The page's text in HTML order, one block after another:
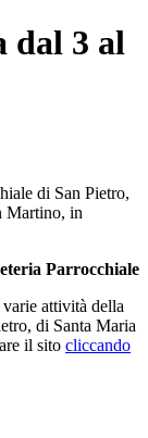
dal 3 al
di San Pietro,
Martino, in
Parrocchiale
attività della
di Santa Maria
il sito cliccando